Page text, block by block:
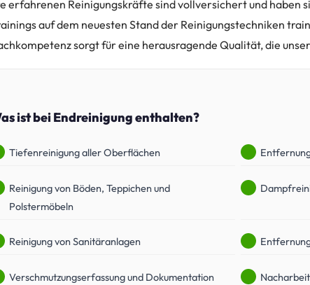
erfahrenen Reinigungskräfte sind vollversichert und haben
auf dem neuesten Stand der Reinigungstechniken
sorgt für eine herausragende Qualität, die
ist bei Endreinigung enthalten?
Tiefenreinigung aller Oberflächen
Reinigung von Böden, Teppichen und
Polstermöbeln
Reinigung von Sanitäranlagen
Verschmutzungserfassung und Dokumentation